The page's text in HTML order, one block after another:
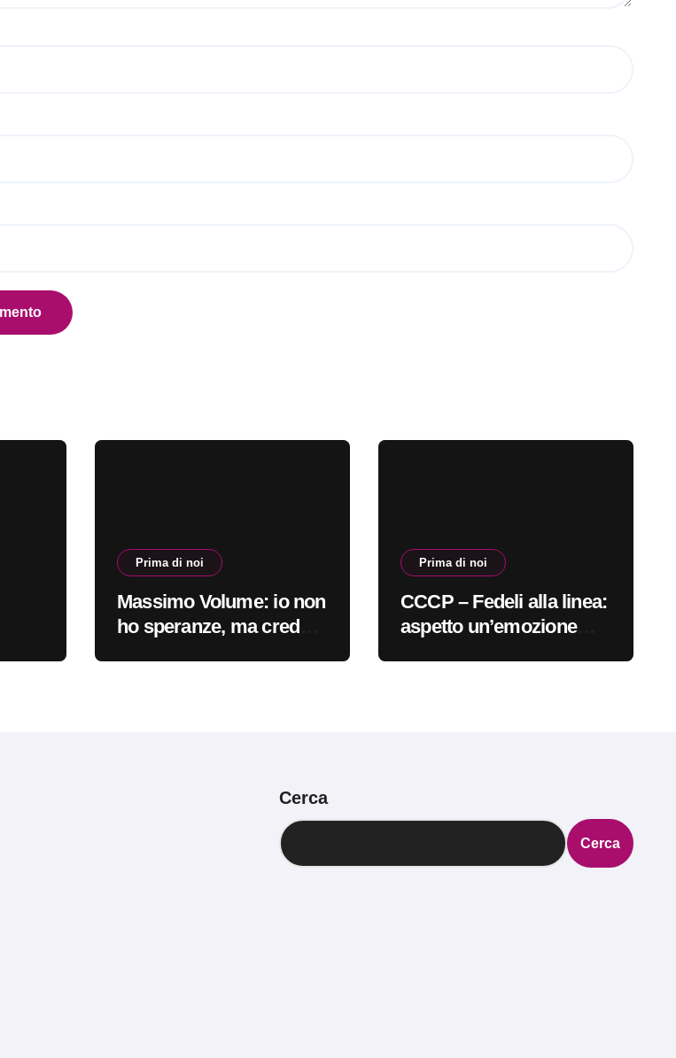
Prima di noi
Massimo Volume: io non
ho speranze, ma credo
Prima di noi
CCCP – Fedeli alla linea:
aspetto un’emozione
Cerca
Cerca